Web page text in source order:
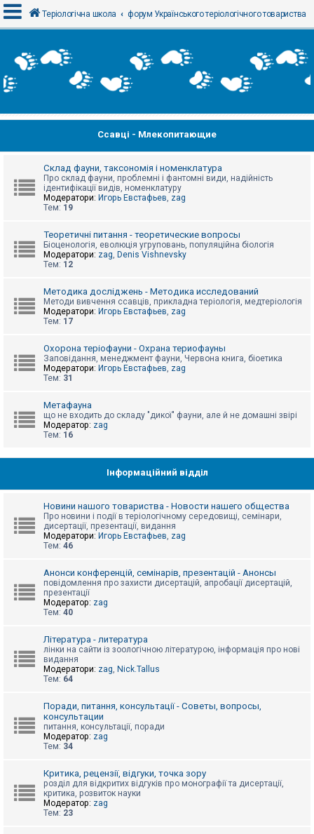
х
і
т
р
а
б
е
д
п
о
е
й
А
и
т
П
м
о
г
Теріологічна школа форум Українського теріологічного товариства
Ссавці - Млекопитающие
Склад фауни, таксономія і номенклатура
Про склад фауни, проблемні і фантомні види, надійність
ідентифікації видів, номенклатуру
Модератори: Игорь Евстафьев, zag
Тем: 19
Теоретичні питання - теоретические вопросы
Біоценологія, еволюція угруповань, популяційна біологія
Модератори: zag, Denis Vishnevsky
Тем: 12
Методика досліджень - Методика исследований
Методи вивчення ссавців, прикладна теріологія, медтеріологія
Модератори: Игорь Евстафьев, zag
Тем: 17
Охорона теріофауни - Охрана териофауны
Заповідання, менеджмент фауни, Червона книга, біоетика
Модератори: Игорь Евстафьев, zag
Тем: 31
Метафауна
що не входить до складу "дикої" фауни, але й не домашні звірі
Модератор: zag
Тем: 16
Інформаційний відділ
Новини нашого товариства - Новости нашего общества
Про новини і події в теріологічному середовищі, семінари,
дисертації, презентації, видання
Модератори: Игорь Евстафьев, zag
Тем: 46
Анонси конференцій, семінарів, презентацій - Анонсы
повідомлення про захисти дисертацій, апробації дисертацій,
презентації
Модератор: zag
Тем: 40
Література - литература
лінки на сайти із зоологічною літературою, інформація про нові
видання
Модератори: zag, Nick.Tallus
Тем: 64
Поради, питання, консультації - Советы, вопросы,
консультации
питання, консультації, поради
Модератор: zag
Тем: 34
Критика, рецензії, відгуки, точка зору
розділ для відкритих відгуків про монографії та дисертації,
критика, розвиток науки
Модератор: zag
Тем: 23